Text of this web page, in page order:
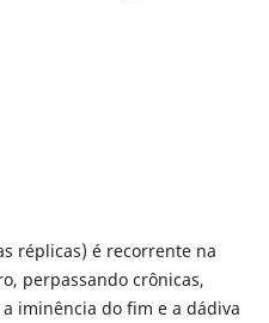
réplicas) é recorrente na
perpassando crônicas,
iminência do fim e a dádiva